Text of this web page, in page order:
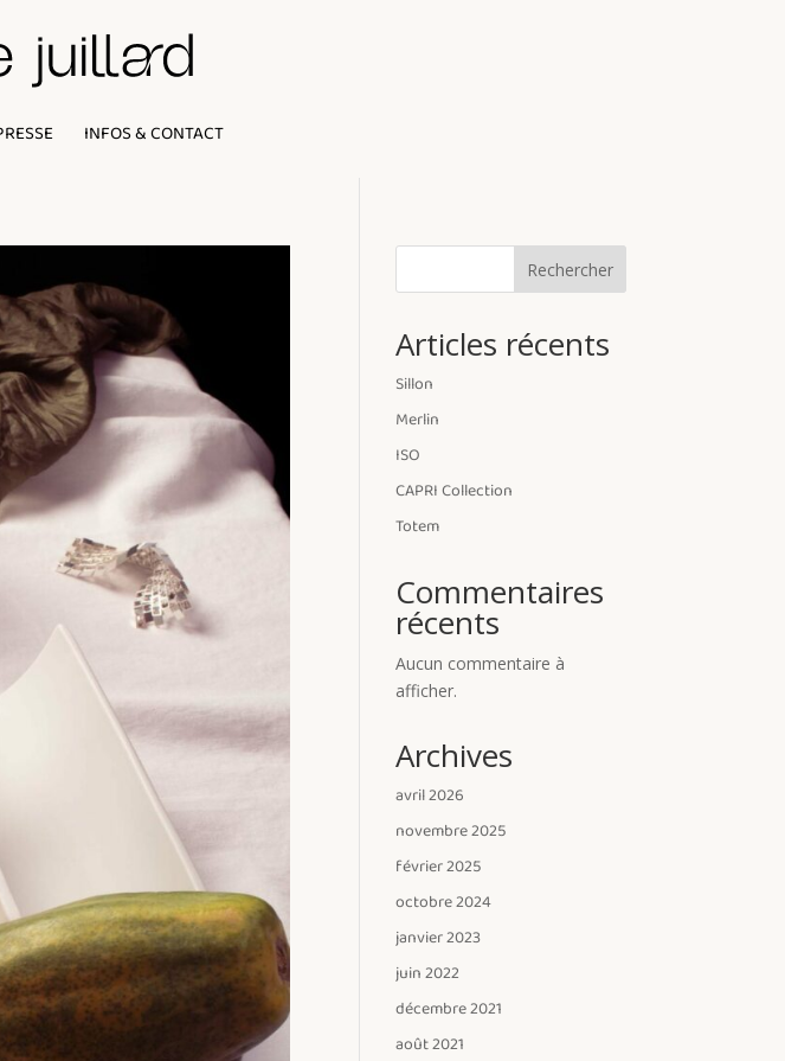
INFOS & CONTACT
Rechercher
Articles récents
Sillon
Merlin
ISO
CAPRI Collection
Totem
Commentaires
récents
Aucun commentaire à
afficher.
Archives
avril 2026
novembre 2025
février 2025
octobre 2024
janvier 2023
juin 2022
décembre 2021
août 2021